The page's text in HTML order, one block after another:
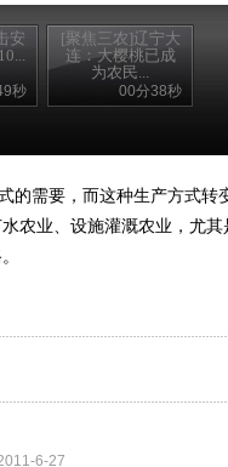
安
秒
[聚焦三农]辽宁大
连：大樱桃已成
为农民...
00分38秒
需要，而这种生产方式转
农业、设施灌溉农业，尤
6-27